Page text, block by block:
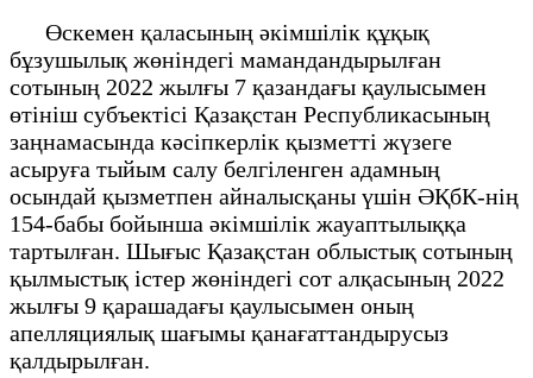
Өскемен қаласының әкімшілік құқық
бұзушылық жөніндегі мамандандырылған
сотының 2022 жылғы 7 қазандағы қаулысымен
өтініш субъектісі Қазақстан Республикасының
заңнамасында кәсіпкерлік қызметті жүзеге
асыруға тыйым салу белгіленген адамның
осындай қызметпен айналысқаны үшін ӘҚбК-нің
154-бабы бойынша әкімшілік жауаптылыққа
тартылған. Шығыс Қазақстан облыстық сотының
қылмыстық істер жөніндегі сот алқасының 2022
жылғы 9 қарашадағы қаулысымен оның
апелляциялық шағымы қанағаттандырусыз
қалдырылған.